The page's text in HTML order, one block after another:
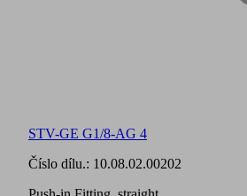
STV-GE G1/8-AG 4
Číslo dílu.: 10.08.02.00202